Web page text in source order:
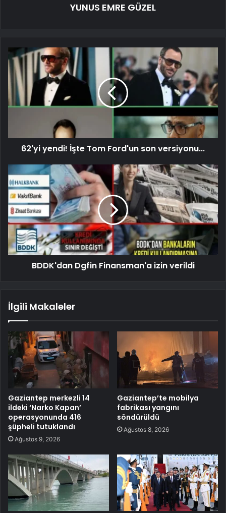
YUNUS EMRE GÜZEL
62'yi yendi! İşte Tom Ford'un son versiyonu...
BDDK'dan Dgfin Finansman'a izin verildi
İlgili Makaleler
Gaziantep merkezli 14
ildeki ‘Narko Kapan’
operasyonunda 416
şüpheli tutuklandı
Ağustos 9, 2026
Gaziantep’te mobilya
fabrikası yangını
söndürüldü
Ağustos 8, 2026